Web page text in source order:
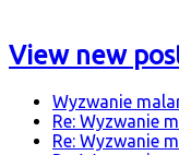
View new
Wyzwanie
Re: Wyzwanie
Re: Wyzwanie